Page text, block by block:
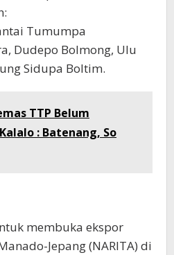
Tumumpa
Dudepo Bolmong, Ulu
Sidupa Boltim.
TTP Belum
: Batenang, So
membuka ekspor
Jepang (NARITA) di